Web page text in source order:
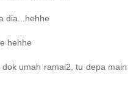
dia...hehhe
hehhe
umah ramai2, tu depa main